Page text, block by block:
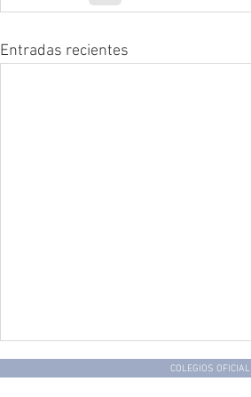
Entradas recientes
COLEGIOS